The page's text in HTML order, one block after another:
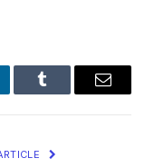
Tumblr Email